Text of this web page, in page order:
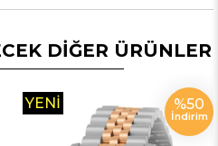
DİĞER ÜRÜNLER
%50
İndirim
YENI